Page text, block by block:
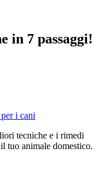
in 7 passaggi!
i cani
tecniche e i rimedi
tuo animale domestico.